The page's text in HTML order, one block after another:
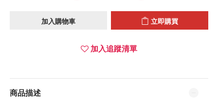
加入購物車 立即購買
加入追蹤清單
商品描述